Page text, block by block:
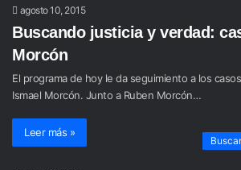
agosto 10, 2015
Buscando justicia y verdad:
Morcón
El programa de hoy le da seguimiento a los
Ismael Morcón. Junto a Ruben Morcón…
Leer más »